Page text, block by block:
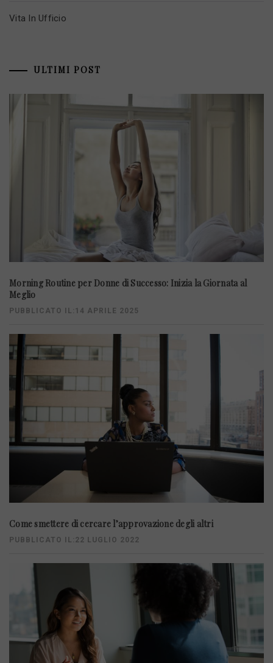
Vita In Ufficio
ULTIMI POST
Morning Routine per Donne di Successo: Inizia la Giornata al
Meglio
PUBBLICATO IL:14 APRILE 2025
Come smettere di cercare l’approvazione degli altri
PUBBLICATO IL:22 LUGLIO 2022